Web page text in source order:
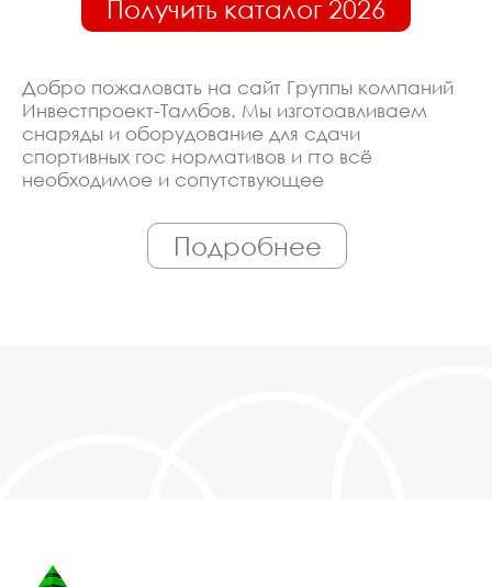
Получить каталог 2026
Добро пожаловать на сайт Группы компаний
Инвестпроект-Тамбов. Мы изготоавливаем
снаряды и оборудование для сдачи
спортивных гос нормативов и гто всё
необходимое и сопутствующее
оборудована современными ЧПУ станками,
работает только квалифицированный
персонал. Поэтому Вы всегда можете
сдачи спортивных гос нормативов и гто под
Подробнее